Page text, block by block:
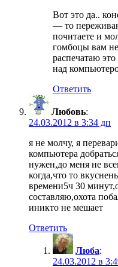
Вот это да..
— то
почитаете и
гомбоцы вам
распечатаю
над
Ответить
Любовь:
24.03.2012 в 3:34 дп
я не молчу, я
компьютера
нужен,до меня не
когда,что то
времени5ч 30
составляю,охота
иникто не мешает
Ответить
Люба:
24.03.2012 в